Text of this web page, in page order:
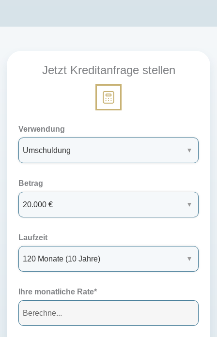
Jetzt Kreditanfrage stellen
Verwendung
Betrag
Laufzeit
Ihre monatliche Rate*